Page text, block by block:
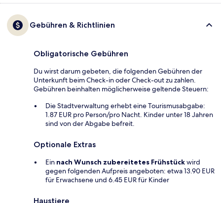
Gebühren & Richtlinien
Obligatorische Gebühren
Du wirst darum gebeten, die folgenden Gebühren der
Unterkunft beim Check-in oder Check-out zu zahlen.
Gebühren beinhalten möglicherweise geltende Steuern:
Die Stadtverwaltung erhebt eine Tourismusabgabe:
1.87 EUR pro Person/pro Nacht. Kinder unter 18 Jahren
sind von der Abgabe befreit.
Optionale Extras
Ein nach Wunsch zubereitetes Frühstückwird
gegen folgenden Aufpreis angeboten: etwa 13.90 EUR
für Erwachsene und 6.45 EUR für Kinder
Haustiere